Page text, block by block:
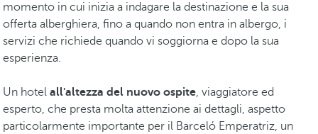
momento in cui inizia a indagare la destinazione e la sua
offerta alberghiera, fino a quando non entra in albergo, i
servizi che richiede quando vi soggiorna e dopo la sua
esperienza.
Un hotel all'altezza del nuovo ospite, viaggiatore ed
esperto, che presta molta attenzione ai dettagli, aspetto
particolarmente importante per il Barceló Emperatriz, un